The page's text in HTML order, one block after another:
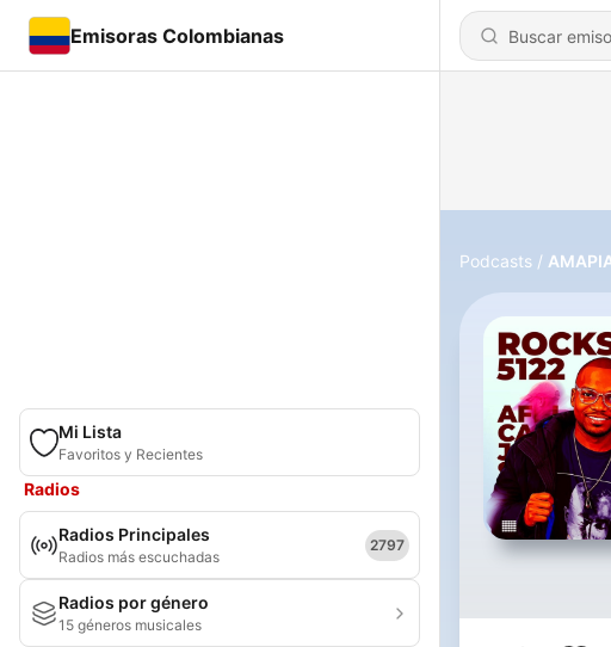
Emisoras Colombianas
Mi Lista
Favoritos y Recientes
Radios
Radios Principales
Radios más escuchadas
2797
Radios por género
15 géneros musicales
Podcasts